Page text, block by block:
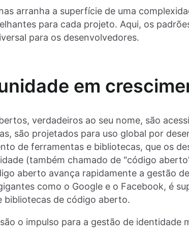
arranha a superfície de uma
para cada projeto. Aqui, os
para os desenvolvedores.
em
verdadeiros ao seu nome, são
são projetados para uso global por
de ferramentas e bibliotecas, que os
(também chamado de "código
aberto avança rapidamente a gestão
como o Google e o Facebook, é
bibliotecas de código aberto.
o impulso para a gestão de identidade